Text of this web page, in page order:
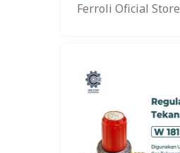
Ferroli Oficial Store